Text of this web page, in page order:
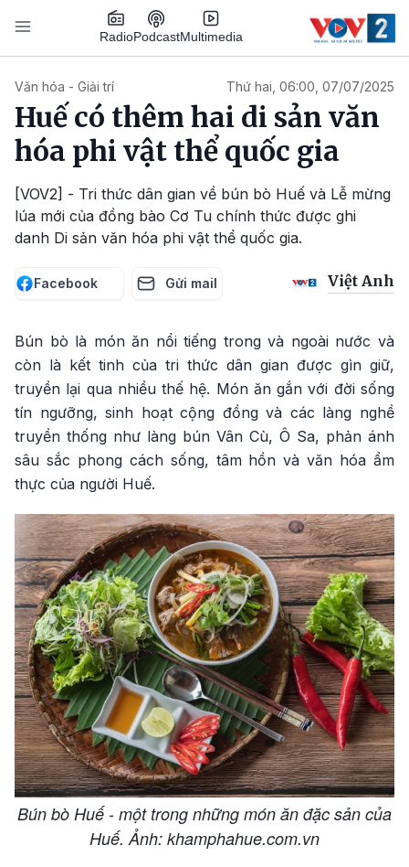
Nhảy đến nội dung
RadioPodcastMultimedia
Văn hóa - Giải trí Thứ hai, 06:00, 07/07/2025
Huế có thêm hai di sản văn
hóa phi vật thể quốc gia
[VOV2] - Tri thức dân gian về bún bò Huế và Lễ mừng
lúa mới của đồng bào Cơ Tu chính thức được ghi
danh Di sản văn hóa phi vật thể quốc gia.
Facebook Gửi mail Việt Anh
Bún bò là món ăn nổi tiếng trong và ngoài nước và
còn là kết tinh của tri thức dân gian được gìn giữ,
truyền lại qua nhiều thế hệ. Món ăn gắn với đời sống
tín ngưỡng, sinh hoạt cộng đồng và các làng nghề
truyền thống như làng bún Vân Cù, Ô Sa, phản ánh
sâu sắc phong cách sống, tâm hồn và văn hóa ẩm
thực của người Huế.
Bún bò Huế - một trong những món ăn đặc sản của
Huế. Ảnh: khamphahue.com.vn